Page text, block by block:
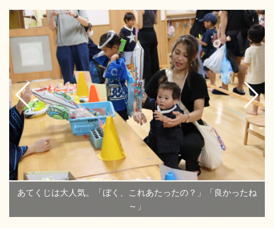
あてくじは大人気。「ぼく、これあたったの？」「良かったね
～」